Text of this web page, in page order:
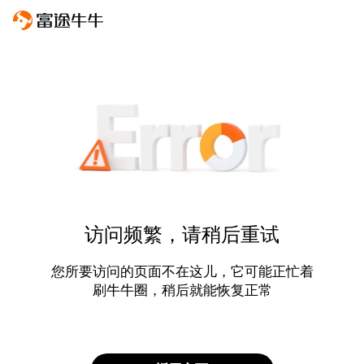
访问频繁，请稍后重试
您所要访问的页面不在这儿，它可能正忙着
刷牛牛圈，稍后就能恢复正常